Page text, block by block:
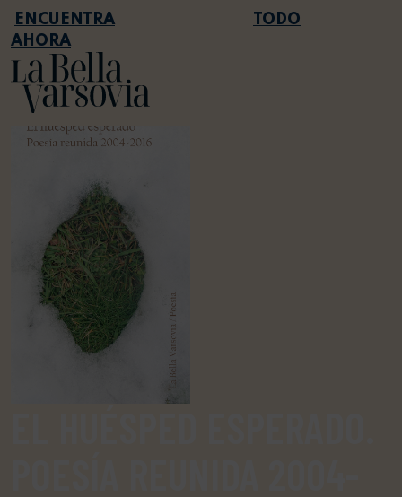
TODO
AHORA